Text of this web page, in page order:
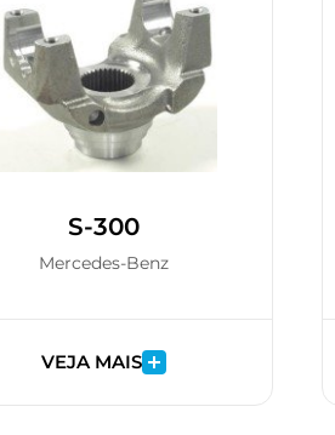
S-300
Mercedes-Benz
VEJA MAIS